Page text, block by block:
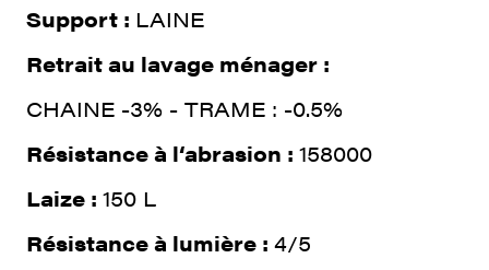
Support : LAINE
Retrait au lavage ménager :
CHAINE -3% - TRAME : -0.5%
Résistance à l‘abrasion : 158000
Laize : 150 L
Résistance à lumière : 4/5